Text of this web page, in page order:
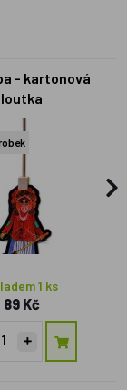
- kartonová
loutka
1 ks
89 Kč